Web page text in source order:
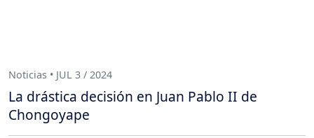
Noticias • JUL 3 / 2024
La drástica decisión en Juan Pablo II de
Chongoyape